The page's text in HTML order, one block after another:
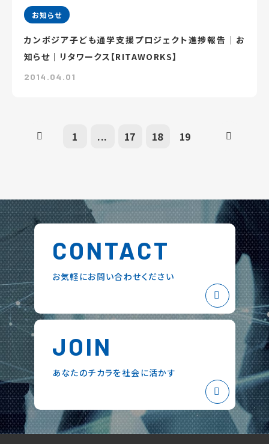
お知らせ
カンボジア子ども通学支援プロジェクト進捗報告｜お
知らせ｜リタワークス【RITAWORKS】
2014.04.01
1 ... 17 18 19
CONTACT
お気軽にお問い合わせください
JOIN
あなたのチカラを社会に活かす